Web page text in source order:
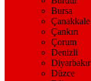
Bursa
Çanakkale
Çankırı
Çorum
Denizli
Diyarbakır
Düzce